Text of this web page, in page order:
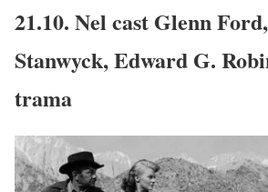
21.10. Nel cast Glenn
Stanwyck, Edward G.
trama